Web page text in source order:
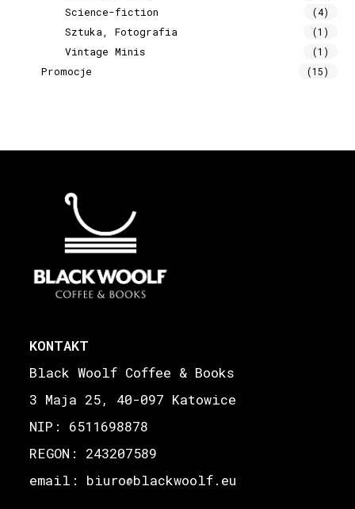
Science-fiction (4)
Sztuka, Fotografia (1)
Vintage Minis (1)
Promocje (15)
KONTAKT
Black Woolf Coffee & Books
3 Maja 25, 40-097 Katowice
NIP: 6511698878
REGON: 243207589
email: biuro@blackwoolf.eu